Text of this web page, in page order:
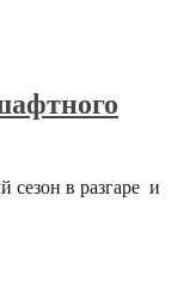
в разгаре и